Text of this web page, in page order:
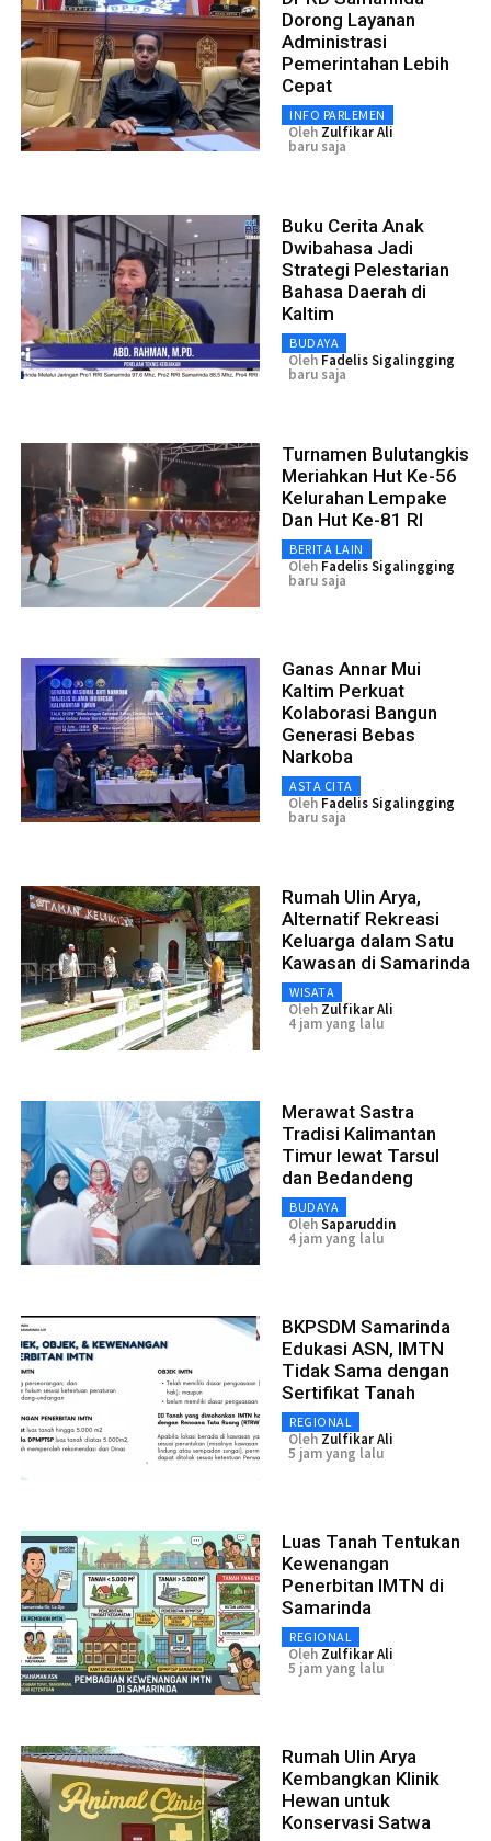
Dorong Layanan
Administrasi
Pemerintahan Lebih
Cepat
INFO PARLEMEN
Oleh Zulfikar Ali
baru saja
Buku Cerita Anak
Dwibahasa Jadi
Strategi Pelestarian
Bahasa Daerah di
Kaltim
BUDAYA
Oleh Fadelis Sigalingging
baru saja
Turnamen Bulutangkis
Meriahkan Hut Ke-56
Kelurahan Lempake
Dan Hut Ke-81 RI
BERITA LAIN
Oleh Fadelis Sigalingging
baru saja
Ganas Annar Mui
Kaltim Perkuat
Kolaborasi Bangun
Generasi Bebas
Narkoba
ASTA CITA
Oleh Fadelis Sigalingging
baru saja
Rumah Ulin Arya,
Alternatif Rekreasi
Keluarga dalam Satu
Kawasan di Samarinda
WISATA
Oleh Zulfikar Ali
4 jam yang lalu
Merawat Sastra
Tradisi Kalimantan
Timur lewat Tarsul
dan Bedandeng
BUDAYA
OlehSaparuddin
4 jam yang lalu
BKPSDM Samarinda
Edukasi ASN, IMTN
Tidak Sama dengan
Sertifikat Tanah
REGIONAL
Oleh Zulfikar Ali
5 jam yang lalu
Luas Tanah Tentukan
Kewenangan
Penerbitan IMTN di
Samarinda
REGIONAL
Oleh Zulfikar Ali
5 jam yang lalu
Rumah Ulin Arya
Kembangkan Klinik
Hewan untuk
Konservasi Satwa